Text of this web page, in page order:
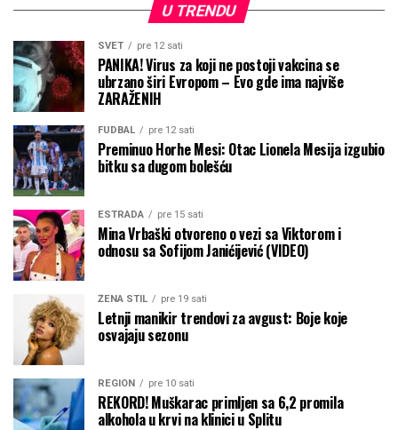
U TRENDU
SVET pre 12 sati
PANIKA! Virus za koji ne postoji vakcina se
ubrzano širi Evropom – Evo gde ima najviše
ZARAŽENIH
FUDBAL pre 12 sati
Preminuo Horhe Mesi: Otac Lionela Mesija izgubio
bitku sa dugom bolešću
ESTRADA pre 15 sati
Mina Vrbaški otvoreno o vezi sa Viktorom i
odnosu sa Sofijom Janićijević (VIDEO)
ŽENA STIL pre 19 sati
Letnji manikir trendovi za avgust: Boje koje
osvajaju sezonu
REGION pre 10 sati
REKORD! Muškarac primljen sa 6,2 promila
alkohola u krvi na klinici u Splitu